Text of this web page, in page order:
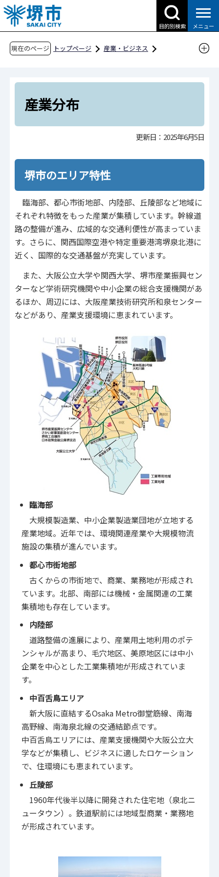
こ
の
ペ
目的別検索 メニュー
現在のページ トップページ
産業・ビジネス
堺市への企業投資のご案内
産業分布
産業分布
更新日：2025年6月5日
堺市のエリア特性
臨海部、都心市街地部、内陸部、丘陵部など地域に
それぞれ特徴をもった産業が集積しています。幹線道
路の整備が進み、広域的な交通利便性が高まっていま
す。さらに、関西国際空港や特定重要港湾堺泉北港に
近く、国際的な交通基盤が充実しています。
また、大阪公立大学や関西大学、堺市産業振興セン
ターなど学術研究機関や中小企業の総合支援機関があ
るほか、周辺には、大阪産業技術研究所和泉センター
などがあり、産業支援環境に恵まれています。
臨海部
大規模製造業、中小企業製造業団地が立地する
産業地域。近年では、環境関連産業や大規模物流
施設の集積が進んでいます。
都心市街地部
古くからの市街地で、商業、業務地が形成され
ています。北部、南部には機械・金属関連の工業
集積地も存在しています。
内陸部
道路整備の進展により、産業用土地利用のポテ
ンシャルが高まり、毛穴地区、美原地区には中小
企業を中心とした工業集積地が形成されていま
す。
中百舌鳥エリア
新大阪に直結するOsaka Metro御堂筋線、南海
高野線、南海泉北線の交通結節点です。
中百舌鳥エリアには、産業支援機関や大阪公立大
学などが集積し、ビジネスに適したロケーション
で、住環境にも恵まれています。
丘陵部
1960年代後半以降に開発された住宅地（泉北ニ
ュータウン）。鉄道駅前には地域型商業・業務地
が形成されています。